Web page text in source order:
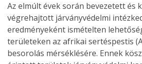
Az elmúlt évek során bevezetett és
végrehajtott járványvédelmi
eredményeként ismételten
területeken az afrikai sertéspestis
besorolás mérséklésére. Ennek